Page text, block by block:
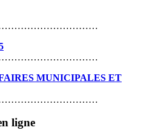
MUNICIPALES ET
ligne